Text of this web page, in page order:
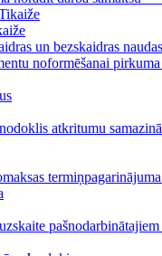
un bezskaidras
noformēšanai
atkritumu